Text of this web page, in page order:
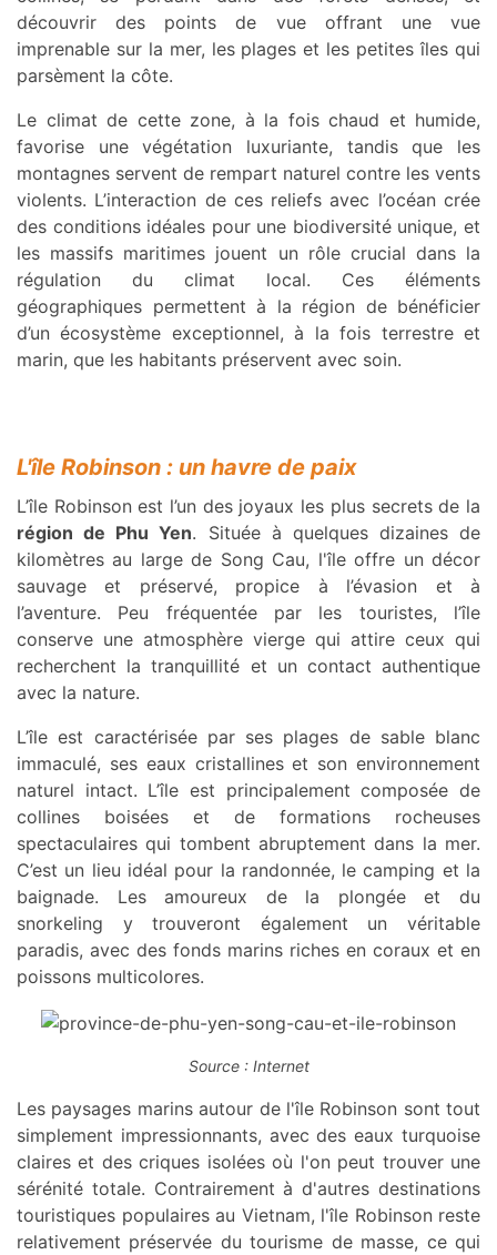
découvrir des points de vue offrant une vue
imprenable sur la mer, les plages et les petites îles qui
parsèment la côte.
Le climat de cette zone, à la fois chaud et humide,
favorise une végétation luxuriante, tandis que les
montagnes servent de rempart naturel contre les vents
violents. L’interaction de ces reliefs avec l’océan crée
des conditions idéales pour une biodiversité unique, et
les massifs maritimes jouent un rôle crucial dans la
régulation du climat local. Ces éléments
géographiques permettent à la région de bénéficier
d’un écosystème exceptionnel, à la fois terrestre et
marin, que les habitants préservent avec soin.
L'île Robinson : un havre de paix
L’île Robinson est l’un des joyaux les plus secrets de la
région de Phu Yen. Située à quelques dizaines de
kilomètres au large de Song Cau, l'île offre un décor
sauvage et préservé, propice à l’évasion et à
l’aventure. Peu fréquentée par les touristes, l’île
conserve une atmosphère vierge qui attire ceux qui
recherchent la tranquillité et un contact authentique
avec la nature.
L’île est caractérisée par ses plages de sable blanc
immaculé, ses eaux cristallines et son environnement
naturel intact. L’île est principalement composée de
collines boisées et de formations rocheuses
spectaculaires qui tombent abruptement dans la mer.
C’est un lieu idéal pour la randonnée, le camping et la
baignade. Les amoureux de la plongée et du
snorkeling y trouveront également un véritable
paradis, avec des fonds marins riches en coraux et en
poissons multicolores.
Source : Internet
Les paysages marins autour de l'île Robinson sont tout
simplement impressionnants, avec des eaux turquoise
claires et des criques isolées où l'on peut trouver une
sérénité totale. Contrairement à d'autres destinations
touristiques populaires au Vietnam, l'île Robinson reste
relativement préservée du tourisme de masse, ce qui